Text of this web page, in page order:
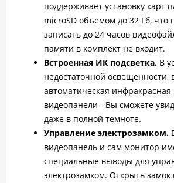
поддерживает установку карт
microSD объемом до 32 Гб, что
записать до 24 часов
памяти в комплект не входит.
Встроенная ИК подсветка. В
недостаточной освещенности,
автоматическая инфракрасная
видеопанели - Вы сможете
даже в полной темноте.
Управление электрозамком.
видеопанель и сам монитор
специальные выводы для
электрозамком. Открыть замок